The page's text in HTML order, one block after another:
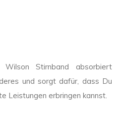
Wilson Stirnband absorbiert
und sorgt dafür, dass Du
Leistungen erbringen kannst.